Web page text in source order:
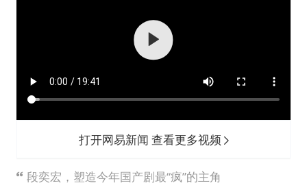
打开网易新闻 查看更多视频
段奕宏，塑造今年国产剧最“疯”的主角